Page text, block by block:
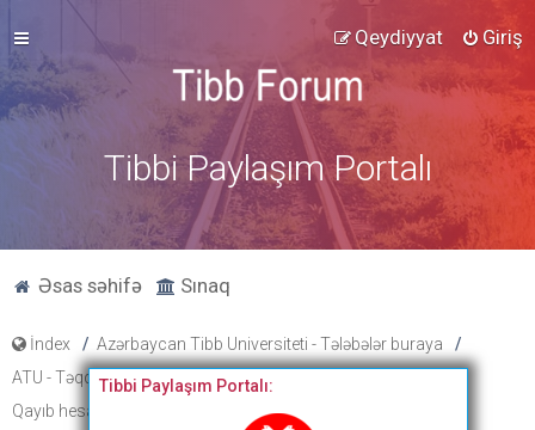
Giriş
Qeydiyyat
Tibbi Paylaşım Portalı
Əsas səhifə Sınaq
İndex
Azərbaycan Tibb Universiteti - Tələbələr buraya
ATU - Təqdimat, xəbərlər, cədvəl və proqramlar
Qayıb hesablama cədvəli
Tibbi Paylaşım Portalı: